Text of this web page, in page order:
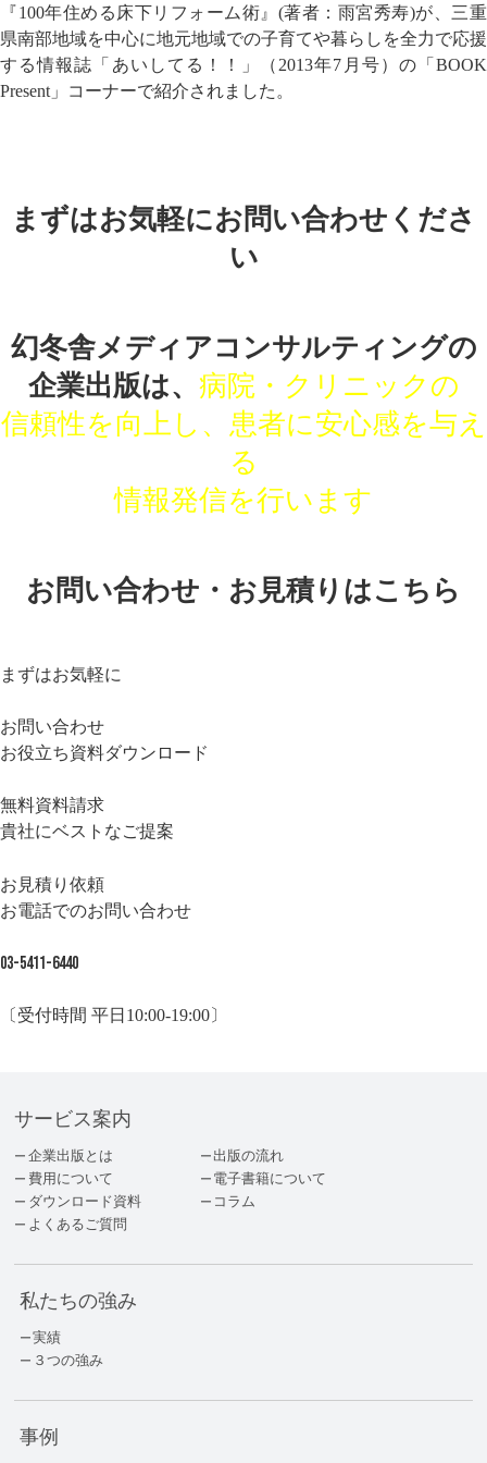
『100年住める床下リフォーム術』(著者：雨宮秀寿)が、三重
県南部地域を中心に地元地域での子育てや暮らしを全力で応援
する情報誌「あいしてる！！」（2013年7月号）の「BOOK
Present」コーナーで紹介されました。
まずはお気軽にお問い合わせくださ
い
幻冬舎メディアコンサルティングの
企業出版は、 病院・クリニックの
信頼性を向上し、患者に安心感を与え
る
情報発信を行います
お問い合わせ・お見積りはこちら
まずはお気軽に
お問い合わせ
お役立ち資料ダウンロード
無料資料請求
貴社にベストなご提案
お見積り依頼
お電話でのお問い合わせ
03-5411-6440
〔受付時間 平日10:00-19:00〕
サービス案内
企業出版とは
出版の流れ
費用について
電子書籍について
ダウンロード資料
コラム
よくあるご質問
私たちの強み
実績
３つの強み
事例